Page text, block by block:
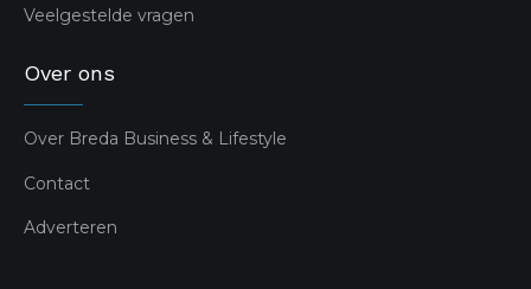
Veelgestelde vragen
Over ons
Over Breda Business & Lifestyle
Contact
Adverteren